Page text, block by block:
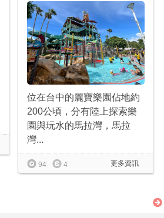
位在台中的麗寶樂園佔地約
200公頃，分有陸上探索樂
園與玩水的馬拉灣，馬拉
灣...
更多資訊
94 4